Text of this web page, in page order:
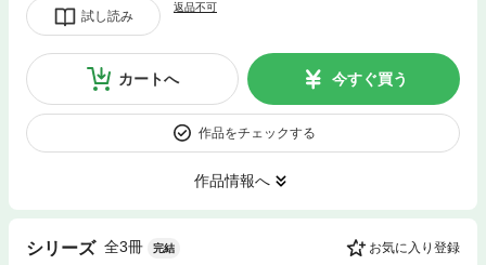
試し読み
返品不可
カートへ 今すぐ買う
作品をチェックする
作品情報へ
シリーズ 全3冊 完結 お気に入り登録